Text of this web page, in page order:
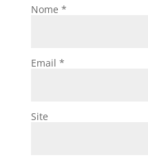
Nome *
Email *
Site